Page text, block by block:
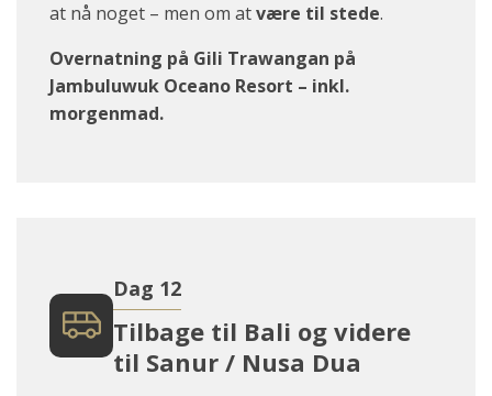
at nå noget – men om atvære til stede.
Overnatning på Gili Trawangan på
Jambuluwuk Oceano Resort – inkl.
morgenmad.
Dag 12
Tilbage til Bali og videre
til Sanur / Nusa Dua